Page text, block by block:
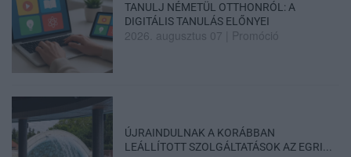
TANULJ NÉMETÜL OTTHONRÓL: A
DIGITÁLIS TANULÁS ELŐNYEI
2026. augusztus 07 Promóció
ÚJRAINDULNAK A KORÁBBAN
LEÁLLÍTOTT SZOLGÁLTATÁSOK AZ EGRI...